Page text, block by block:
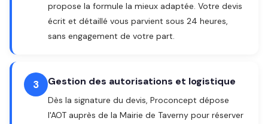
propose la formule la mieux adaptée. Votre devis
écrit et détaillé vous parvient sous 24 heures,
sans engagement de votre part.
3 Gestion des autorisations et logistique
Dès la signature du devis, Proconcept dépose
l'AOT auprès de la Mairie de Taverny pour réserver